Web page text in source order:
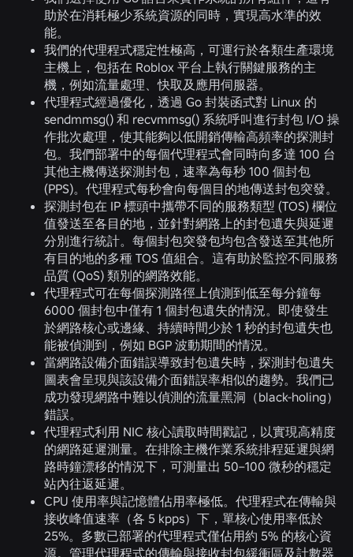
助於在消耗極少系統資源的同時，實現高水準的效
能。
我們的代理程式穩定性極高，可運行於各類生產環境
主機上，包括在 Roblox 平台上執行關鍵服務的主
機，例如流量處理、快取及應用伺服器。
代理程式經過優化，透過 Go 封裝函式對 Linux 的
sendmmsg() 和 recvmmsg() 系統呼叫進行封包 I/O 操
作批次處理，使其能夠以低開銷傳輸高頻率的探測封
包。我們部署中的每個代理程式會同時向多達 100 台
其他主機傳送探測封包，速率為每秒 100 個封包
(PPS)。代理程式每秒會向每個目的地傳送封包突發。
探測封包在 IP 標頭中攜帶不同的服務類型 (TOS) 欄位
值發送至各目的地，並針對網路上的封包遺失與延遲
分別進行統計。每個封包突發包均包含發送至其他所
有目的地的多種 TOS 值組合。這有助於監控不同服務
品質 (QoS) 類別的網路效能。
代理程式可在每個探測路徑上偵測到低至每分鐘每
6000 個封包中僅有 1 個封包遺失的情況。即使發生
於網路核心或邊緣、持續時間少於 1 秒的封包遺失也
能被偵測到，例如 BGP 波動期間的情況。
當網路設備介面錯誤導致封包遺失時，探測封包遺失
圖表會呈現與該設備介面錯誤率相似的趨勢。我們已
成功發現網路中難以偵測的流量黑洞（black-holing）
錯誤。
代理程式利用 NIC 核心讀取時間戳記，以實現高精度
的網路延遲測量。在排除主機作業系統排程延遲與網
路時鐘漂移的情況下，可測量出 50–100 微秒的穩定
站內往返延遲。
CPU 使用率與記憶體佔用率極低。代理程式在傳輸與
接收峰值速率（各 5 kpps）下，單核心使用率低於
25%。多數已部署的代理程式僅佔用約 5% 的核心資
源。管理代理程式的傳輸與接收封包緩衝區及計數器